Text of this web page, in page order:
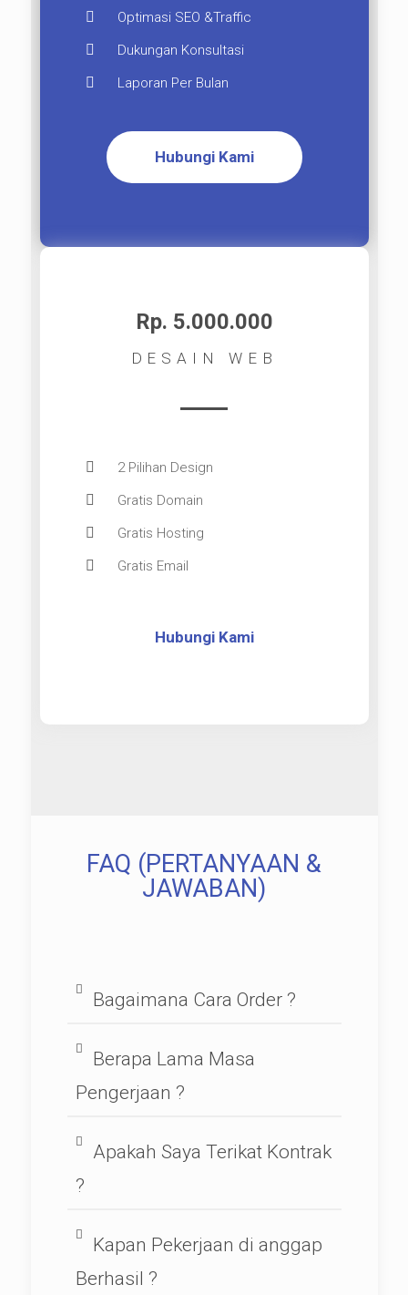
Optimasi SEO &Traffic
Dukungan Konsultasi
Laporan Per Bulan
Hubungi Kami
Rp. 5.000.000​
DESAIN WEB
2 Pilihan Design
Gratis Domain
Gratis Hosting
Gratis Email
Hubungi Kami
FAQ (PERTANYAAN &
JAWABAN)
Bagaimana Cara Order ?
Berapa Lama Masa
Pengerjaan ?
Apakah Saya Terikat Kontrak
?
Kapan Pekerjaan di anggap
Berhasil ?